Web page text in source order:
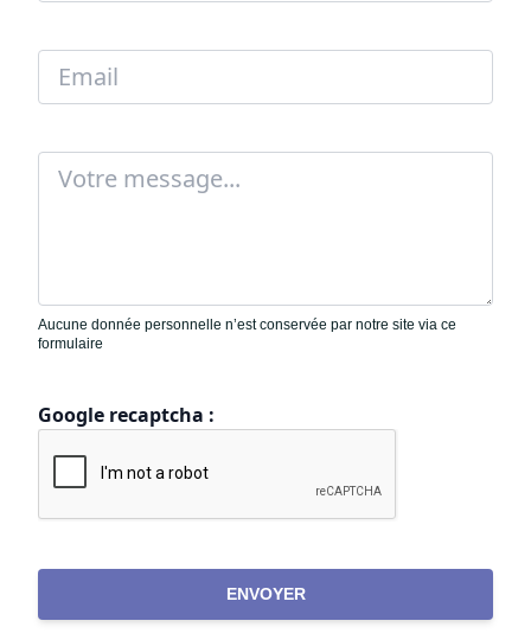
Aucune donnée personnelle n’est conservée par notre site via ce
formulaire
Google recaptcha :
ENVOYER